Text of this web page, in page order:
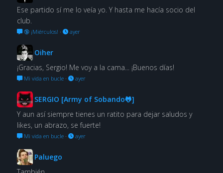
Ese partido sí me lo veía yo. Y hasta me hacía socio del
club.
🔞 ¡Miérculos! · ayer
Oiher
¡Gracias, Sergio! Me voy a la cama... ¡Buenos días!
Mi vida en bucle· ayer
SERGIO [Army of Sobando🐸]
Y aun así siempre tienes un ratito para dejar saludos y
likes, un abrazo, se fuerte!
Mi vida en bucle· ayer
Paluego